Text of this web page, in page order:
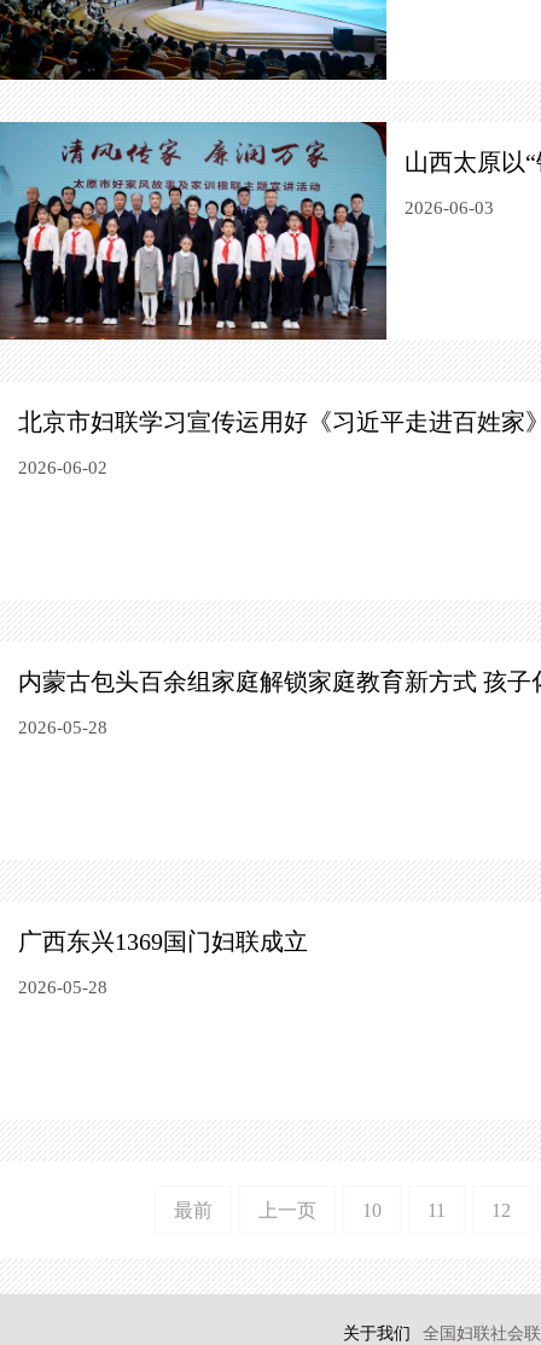
山西太原以
2026-06-03
北京市妇联学习宣传运用好《习近平走进百姓家
2026-06-02
内蒙古包头百余组家庭解锁家庭教育新方式 ​ 孩子
2026-05-28
广西东兴1369国门妇联成立
2026-05-28
最前 上一页 10 11 12
关于我们 全国妇联社会